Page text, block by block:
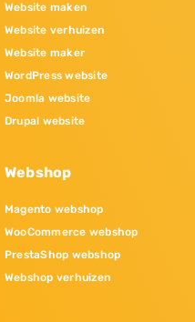
Website maken
Website verhuizen
Website maker
WordPress website
Joomla website
Drupal website
Webshop
Magento webshop
WooCommerce webshop
PrestaShop webshop
Webshop verhuizen